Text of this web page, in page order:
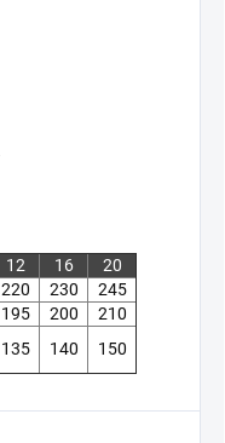
12 16
20
220 230
245
195 200
210
135 140 150